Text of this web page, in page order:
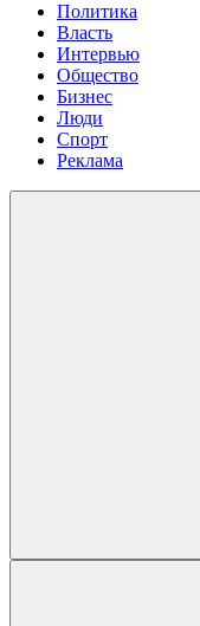
Политика
Власть
Интервью
Общество
Бизнес
Люди
Спорт
Реклама